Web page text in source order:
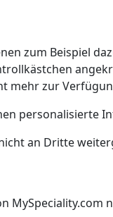
zum Beispiel
mehr zur
personalisierte
an Dritte
MySpeciality.com